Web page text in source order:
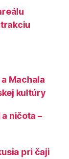
Machala
kultúry
ničota –
pri čaji